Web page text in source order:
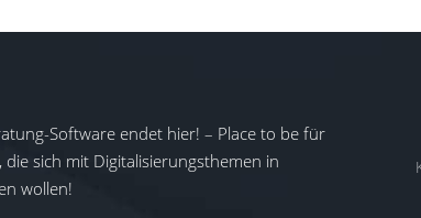
Software endet hier! – Place to be für
sich mit Digitalisierungsthemen in
wollen!